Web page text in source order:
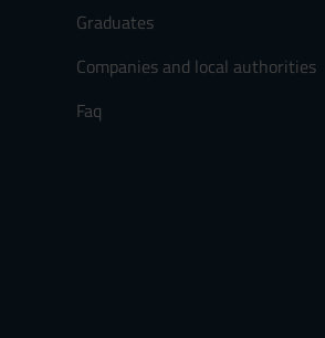
Graduates
Companies and local authorities
Faq